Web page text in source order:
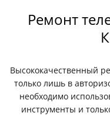
Ремонт
Высококачественный
только лишь в
необходимо
инструменты и